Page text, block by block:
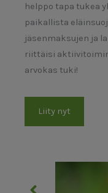
helppo tapa tukea
paikallista
jäsenmaksujen ja
riittäisi
arvokas tuki!
Liity nyt